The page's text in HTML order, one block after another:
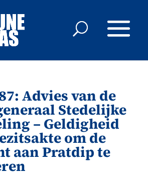
Advies van de
Stedelijke
– Geldigheid
om de
aan Pratdip te